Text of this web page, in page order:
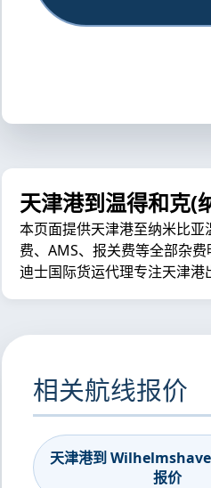
天津港到温得和克(
本页面提供天津港至纳米比亚
费、AMS、报关费等全部杂费
迪士国际货运代理专注天津港
相关航线报价
天津港到
报价